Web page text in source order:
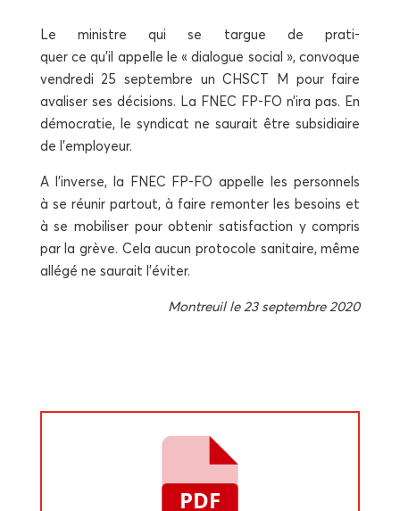
Le ministre qui se targue de pra­ti­
quer ce qu’il appelle le « dia­logue social », convoque
ven­dre­di 25 sep­tembre un CHSCT M pour faire
ava­li­ser ses déci­sions. La FNEC FP-FO n’ira pas. En
démo­cra­tie, le syn­di­cat ne sau­rait être sub­si­diaire
de l’employeur.
A l’inverse, la FNEC FP-FO appelle les per­son­nels
à se réunir par­tout, à faire remon­ter les besoins et
à se mobi­li­ser pour obte­nir satis­fac­tion y com­pris
par la grève. Cela aucun pro­to­cole sani­taire, même
allé­gé ne sau­rait l’éviter.
Mon­treuil le 23 sep­tembre 2020